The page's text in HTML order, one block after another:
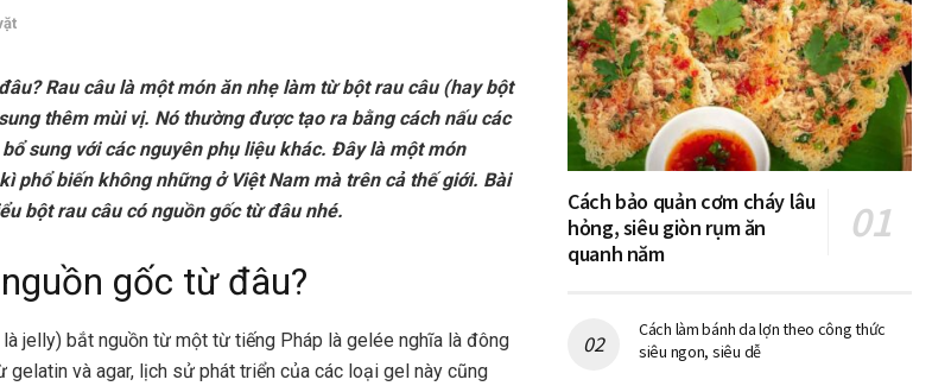
Rau câu là một món ăn nhẹ làm từ bột rau câu (hay bột
thêm mùi vị. Nó thường được tạo ra bằng cách nấu các
sung với các nguyên phụ liệu khác. Đây là một món
phổ biến không những ở Việt Nam mà trên cả thế giới. Bài
bột rau câu có nguồn gốc từ đâu nhé.
gốc từ đâu?
là jelly) bắt nguồn từ một từ tiếng Pháp là gelée nghĩa là đông
và agar, lịch sử phát triển của các loại gel này cũng
Cách bảo quản cơm cháy lâu
hỏng, siêu giòn rụm ăn
quanh năm
Cách làm bánh da lợn theo công thức
siêu ngon, siêu dễ